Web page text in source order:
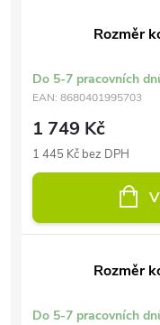
Rozměr
Do 5-7 pracovních
EAN: 8680401995703
1 749 Kč
1 445 Kč bez DPH
Rozměr
Do 5-7 pracovních